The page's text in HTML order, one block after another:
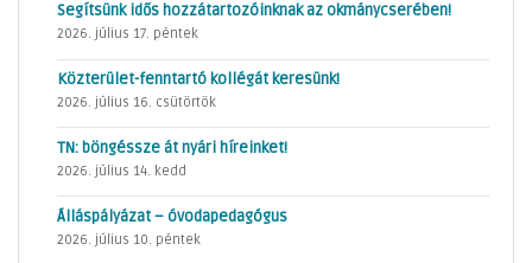
Segítsünk idős hozzátartozóinknak az okmánycserében!
2026. július 17. péntek
Közterület-fenntartó kollégát keresünk!
2026. július 16. csütörtök
TN: böngéssze át nyári híreinket!
2026. július 14. kedd
Álláspályázat – óvodapedagógus
2026. július 10. péntek